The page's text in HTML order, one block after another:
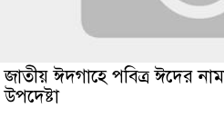
জাতীয় ঈদগাহে পবিত্র ঈদের
উপদেষ্টা